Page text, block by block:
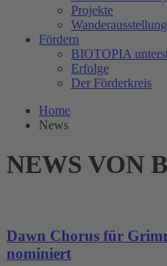
Projekte
Fördern
BIOTOPIA
Erfolge
Der Förderkreis
Home
News
NEWS VON
Dawn Chorus für
nominiert